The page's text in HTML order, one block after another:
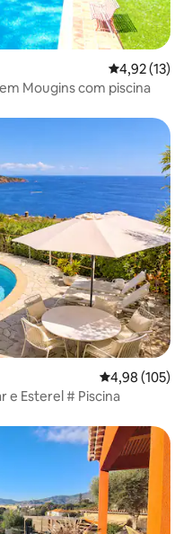
4,92 de uma
4,92 (13)
Mougins com piscina
hóspedes
4,98 de uma
4,98 (105)
e Esterel # Piscina
hóspedes